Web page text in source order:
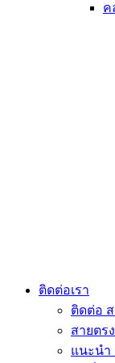
ค
ติดต่อเรา
ติดต่อ
สายตร
แนะนำ